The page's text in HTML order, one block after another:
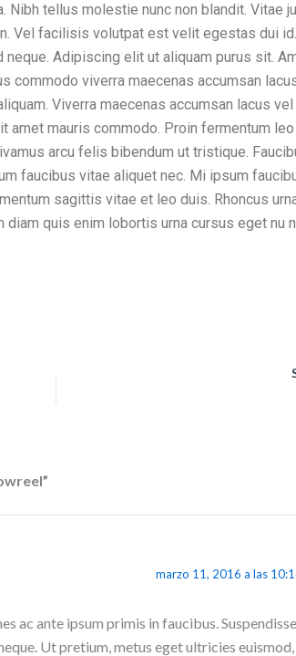
Nibh tellus molestie nunc non blandit. Vitae
Vel facilisis volutpat est velit egestas dui
Adipiscing elit ut aliquam purus sit.
commodo viverra maecenas accumsan
Viverra maecenas accumsan lacus vel
mauris commodo. Proin fermentum leo
arcu felis bibendum ut tristique.
faucibus vitae aliquet nec. Mi ipsum
sagittis vitae et leo duis. Rhoncus
quis enim lobortis urna cursus eget nu
marzo 11, 2016 a las
ac ante ipsum primis in faucibus.
Ut pretium, metus eget ultricies